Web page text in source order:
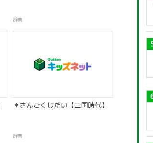
辞典
＊さんごくじだい【三国時代】
辞典